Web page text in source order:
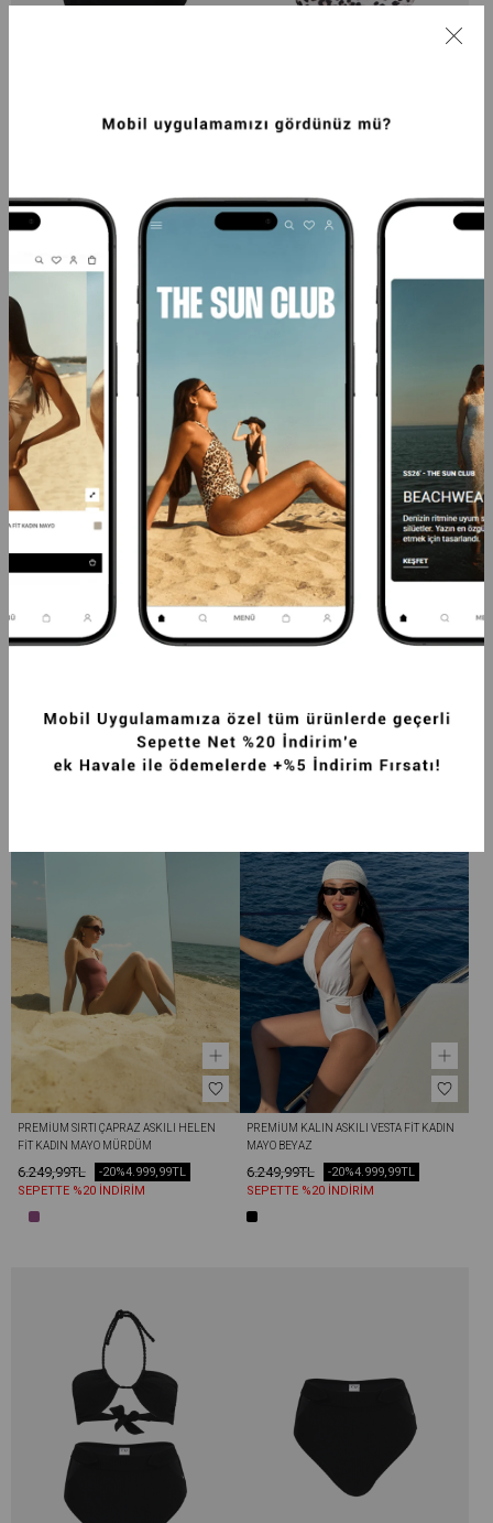
PREMIUM GÜL DETAYLI VENUS FIT KADIN
PREMIUM SIRTI ÇAPRAZ ASKILI HELEN
PREMIUM GÜL DETAYLI VENUS FIT KADIN
MAYO BEYAZ
PREMIUM SIRTI ÇAPRAZ ASKILI HELEN
FIT KADIN MAYO BEYAZ
PREMIUM SIRTI ÇAPRAZ ASKILI HELEN
FIT KADIN MAYO MÜRDÜM
6.249,99TL 4.999,99TL
-20%
SEPETTE %20 İNDİRİM
PREMIUM KALIN ASKILI VESTA FIT KADIN
MAYO BEYAZ
6.249,99TL 4.999,99TL
-20%
SEPETTE %20 İNDİRİM